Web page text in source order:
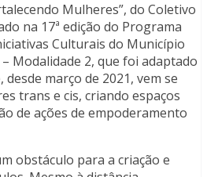
Mulheres”, do Coletivo
na 17ª edição do Programa
Culturais do Município
Modalidade 2, que foi adaptado
março de 2021, vem se
trans e cis, criando espaços
de ações de empoderamento
obstáculo para a criação e